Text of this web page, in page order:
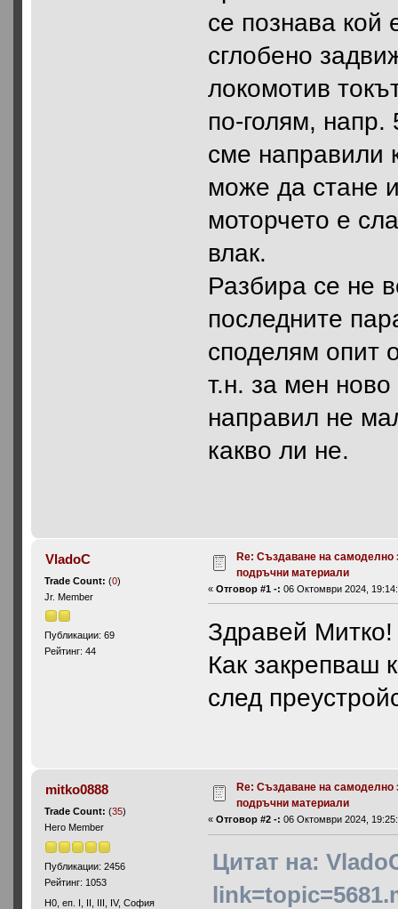
се познава кой
сглобено
локомотив
по-голям,
сме направили
може да стане
моторчето е
влак.
Разбира се не
последните
споделям опит
т.н. за мен
направил не
какво ли не.
VladoC
Trade Count:(0)
Jr. Member
Публикации: 69
Рейтинг: 44
Re: Създаване на самоделно
подръчни материали
«Отговор #1 -: 06 Октомври 2024,
Здравей Митко!
Как закрепваш
след
mitko0888
Trade Count:(35)
Hero Member
Публикации: 2456
Рейтинг: 1053
H0, еп. I, II, III, IV, София
Re: Създаване на самоделно
подръчни материали
«Отговор #2 -: 06 Октомври 2024,
Цитат на: